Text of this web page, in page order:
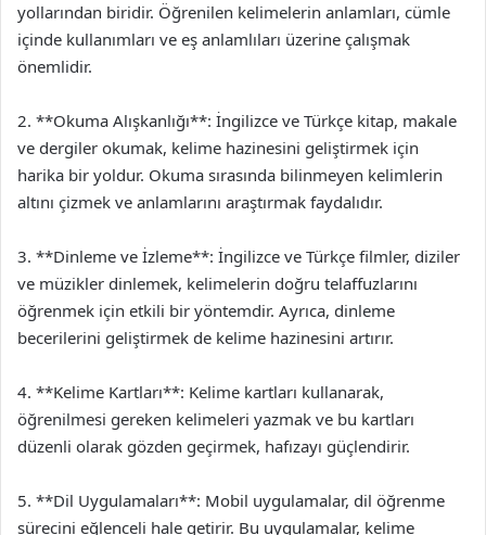
yollarından biridir. Öğrenilen kelimelerin anlamları, cümle
içinde kullanımları ve eş anlamlıları üzerine çalışmak
önemlidir.
2. **Okuma Alışkanlığı**: İngilizce ve Türkçe kitap, makale
ve dergiler okumak, kelime hazinesini geliştirmek için
harika bir yoldur. Okuma sırasında bilinmeyen kelimlerin
altını çizmek ve anlamlarını araştırmak faydalıdır.
3. **Dinleme ve İzleme**: İngilizce ve Türkçe filmler, diziler
ve müzikler dinlemek, kelimelerin doğru telaffuzlarını
öğrenmek için etkili bir yöntemdir. Ayrıca, dinleme
becerilerini geliştirmek de kelime hazinesini artırır.
4. **Kelime Kartları**: Kelime kartları kullanarak,
öğrenilmesi gereken kelimeleri yazmak ve bu kartları
düzenli olarak gözden geçirmek, hafızayı güçlendirir.
5. **Dil Uygulamaları**: Mobil uygulamalar, dil öğrenme
sürecini eğlenceli hale getirir. Bu uygulamalar, kelime